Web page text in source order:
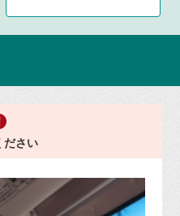
ださい